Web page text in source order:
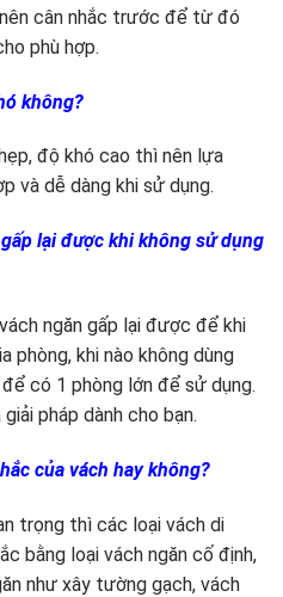
cân nhắc trước để từ đó
phù hợp.
không?
độ khó cao thì nên lựa
và dễ dàng khi sử dụng.
lại được khi không sử dụng
ngăn gấp lại được để khi
phòng, khi nào không dùng
có 1 phòng lớn để sử dụng.
pháp dành cho bạn.
của vách hay không?
trọng thì các loại vách di
bằng loại vách ngăn cố định,
như xây tường gạch, vách